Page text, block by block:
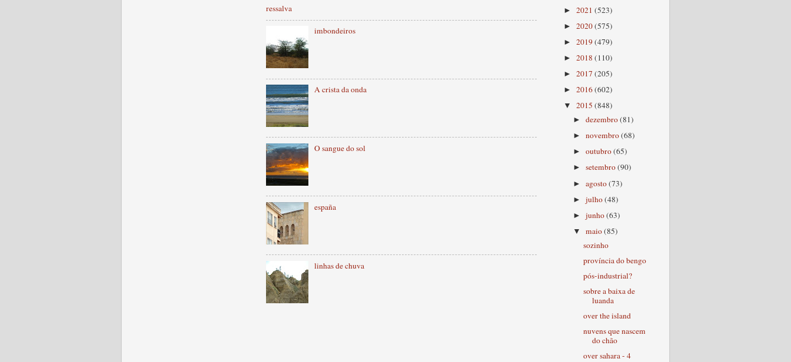
ressalva
imbondeiros
A crista da onda
O sangue do sol
españa
linhas de chuva
► 2021 (523)
► 2020(575)
► 2019(479)
► 2018 (110)
► 2017 (205)
► 2016(602)
▼ 2015 (848)
►dezembro(81)
►novembro(68)
►outubro(65)
►setembro(90)
►agosto(73)
►julho(48)
►junho(63)
▼maio(85)
sozinho
província do bengo
pós-industrial?
sobre a baixa de
luanda
over the island
nuvens que nascem
do chão
over sahara - 4